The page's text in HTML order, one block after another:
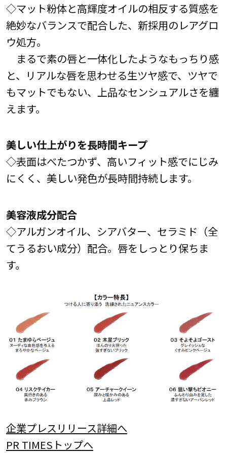
◇マット粉体と高輝度オイルの相反する質感を
絶妙なバランスで配合した、新採用のレアグロ
ウ処方。
まるで素の唇と一体化したようなもっちり感
と、リアルな唇を思わせる生ツヤ感で、ツヤで
もマットでもない、上品なセンシュアルさを纏
えます。
美しい仕上がりを長時間キープ
◇表面はべたつかず、高いフィット感でにじみ
にくく、美しい発色が長時間持続します。
美容液成分配合
◇アルガンオイル、シアバター、セラミド（全
てうるおい成分）配合。唇をしっとり保ちま
す。
企業プレスリリース詳細へ
PR TIMESトップへ